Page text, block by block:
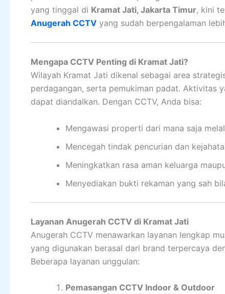
yang tinggal di Kramat Jati, Jakarta Timur, kini
Anugerah CCTV yang sudah berpengalaman
Mengapa CCTV Penting di Kramat Jati?
Wilayah Kramat Jati dikenal sebagai area
perdagangan, serta pemukiman padat. Aktivitas
dapat diandalkan. Dengan CCTV, Anda bisa:
Mengawasi properti dari mana saja
Mencegah tindak pencurian dan
Meningkatkan rasa aman keluarga
Menyediakan bukti rekaman yang sah
Layanan Anugerah CCTV di Kramat Jati
Anugerah CCTV menawarkan layanan lengkap
yang digunakan berasal dari brand terpercaya
Beberapa layanan unggulan:
Pemasangan CCTV Indoor & Outdoor